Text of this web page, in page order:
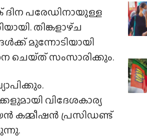
ദിന പരേഡിനായുള്ള
തിങ്കളാഴ്‌ച
മുന്നോടിയായി
ചെയ്‌ത്‌ സംസാരിക്കും.
വിദേശകാര്യ
കമ്മീഷൻ പ്രസിഡണ്ട്